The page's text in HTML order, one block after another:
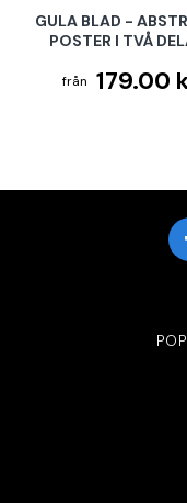
GULA BLAD -
POSTER I TVÅ
179.00